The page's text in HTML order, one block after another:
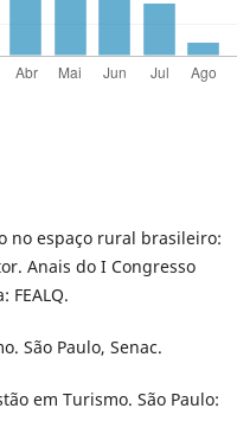
no espaço rural brasileiro:
Anais do I Congresso
FEALQ.
São Paulo, Senac.
em Turismo. São Paulo: